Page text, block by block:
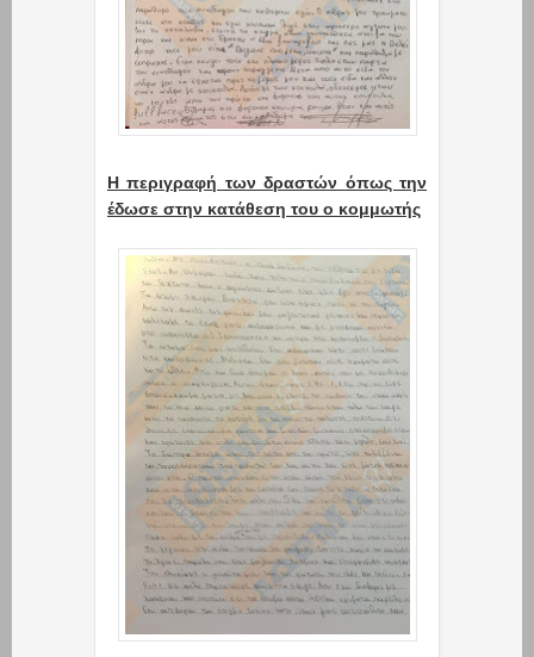
Η περιγραφή των δραστών όπως την
έδωσε στην κατάθεση του ο κομμωτής